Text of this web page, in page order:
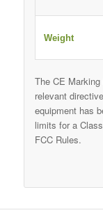
Weight
The CE
relevant
equipment has
limits for a
FCC Rules.